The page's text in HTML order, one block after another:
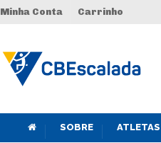
Minha Conta Carrinho
SOBRE ATLETAS